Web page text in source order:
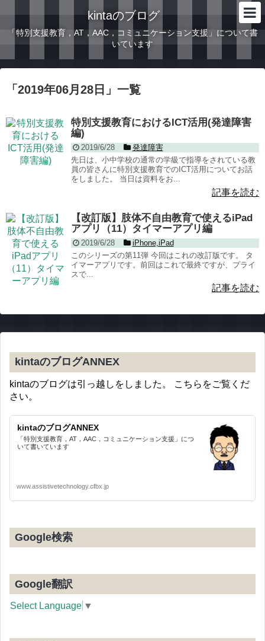
kintaのブログ
「特別支援教育，AT，AAC，コミュニケーション支援」について書
いています
「 2019年06月28日 」 一覧
特別支援教育におけるICT活用(発達障害
編)
2019/6/28
発達障害
先日は、小中学校の通常の学級で指導をされている教
員の皆さんに特別支援教育でのICT活用についてお話
をしました。 当日は資料をお...
記事を読む
【改訂版】肢体不自由教育で使えるiPad
アプリ（11）タイマーアプリ編
2019/6/28
iPhone,iPad
このシリーズの第11弾 今回はこれの改訂版です。 タ
イマーアプリです。前回はこれで最終ですが、プライ
スで...
記事を読む
kintaのブログANNEX
kintaのブログは引っ越しをしました。 こちらをご覧くだ
さい。
kintaのブログANNEX
「特別支援教育，AT，AAC，コミュニケーション支援」につ
いて書いています
www.assistivetechnology.cfbx.jp
Google検索
Google翻訳
Select Language ▼